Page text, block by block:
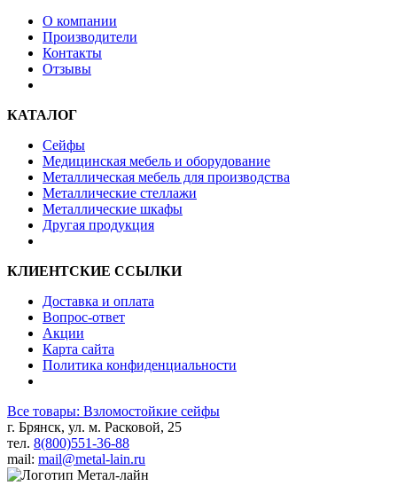
О компании
Производители
Контакты
Отзывы
КАТАЛОГ
Сейфы
Медицинская мебель и оборудование
Металлическая мебель для производства
Металлические стеллажи
Металлические шкафы
Другая продукция
КЛИЕНТСКИЕ ССЫЛКИ
Доставка и оплата
Вопрос-ответ
Акции
Карта сайта
Политика конфиденциальности
Все товары: Взломостойкие сейфы
г. Брянск, ул. м. Расковой, 25
тел. 8(800)551-36-88
mail: mail@metal-lain.ru